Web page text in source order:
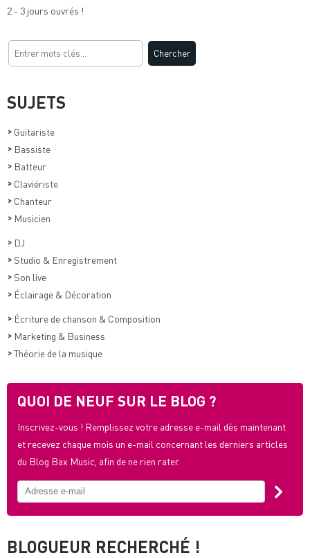
2 - 3 jours ouvrés !
SUJETS
> Guitariste
> Bassiste
> Batteur
> Claviériste
> Chanteur
> Musicien
> DJ
> Studio & Enregistrement
> Son live
> Éclairage & Décoration
> Écriture de chanson & Composition
> Marketing & Business
>Théorie de la musique
QUOI DE NEUF SUR LE BLOG ?
Inscrivez-vous ! Remplissez votre adresse e-mail dès maintenant
et recevez chaque mois un e-mail concernant les derniers articles
du Blog Bax Music, afin de ne rien rater.
BLOGUEUR RECHERCHÉ !